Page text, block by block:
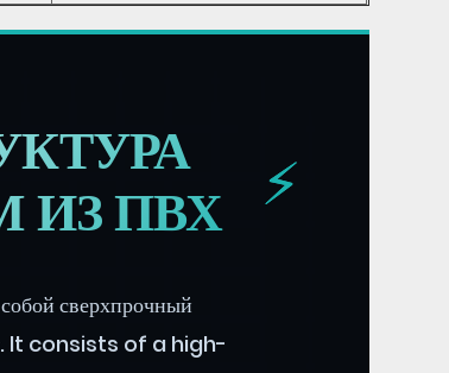
ИЗ ПВХ
сверхпрочный
It consists of a high-